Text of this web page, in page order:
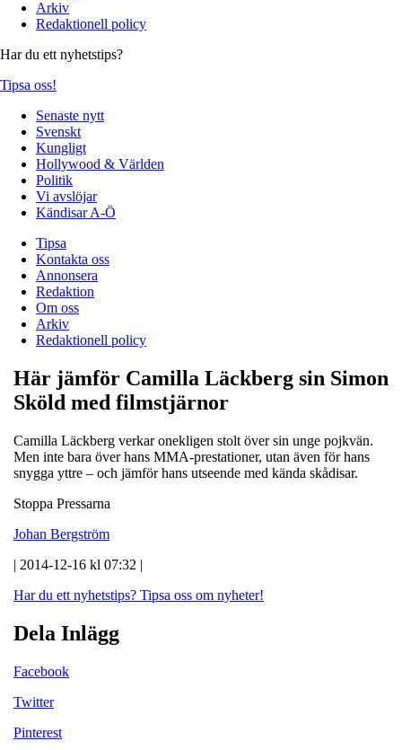
Arkiv
Redaktionell policy
Har du ett nyhetstips?
Tipsa oss!
Senaste nytt
Svenskt
Kungligt
Hollywood & Världen
Politik
Vi avslöjar
Kändisar A-Ö
Tipsa
Kontakta oss
Annonsera
Redaktion
Om oss
Arkiv
Redaktionell policy
Här jämför Camilla Läckberg sin Simon
Sköld med filmstjärnor
Camilla Läckberg verkar onekligen stolt över sin unge pojkvän.
Men inte bara över hans MMA-prestationer, utan även för hans
snygga yttre – och jämför hans utseende med kända skådisar.
Stoppa Pressarna
Johan Bergström
| 2014-12-16 kl 07:32 |
Har du ett nyhetstips? Tipsa oss om nyheter!
Dela Inlägg
Facebook
Twitter
Pinterest